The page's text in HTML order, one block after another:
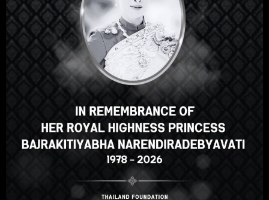
Hola, un gran curso, ¿verdad?
¿Te gusta este curso?
INSCRIBIRSE EN EL CURSO
Select your language
Spanish English ภาษาไทย
Korean Japanese
French